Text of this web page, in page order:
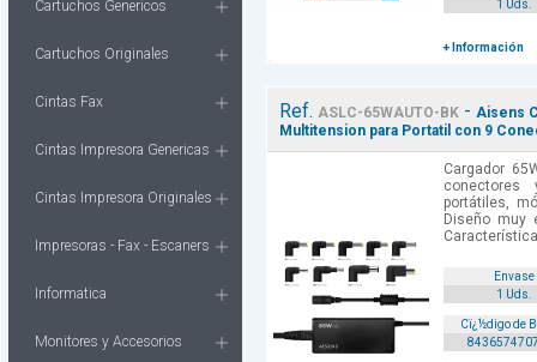
Cartuchos Genericos
Cartuchos Originales
Cintas Fax
Cintas Impresora Genericas
Cintas Impresora Originales
Impresoras - Fax - Escaners
Informatica
Monitores y Accesorios
1 Uds.
+ Información
Ref. ASLC-65WAUTO-BK - Aisens
Multitension para Portatil con 9
Cargador
conectores
portátiles,
Diseño muy
Envase
1 Uds.
Cï¿½digo de